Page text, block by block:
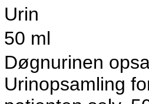
Urin
50 ml
Døgnurinen
Urinopsamling